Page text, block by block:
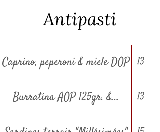
Antipasti
Caprino, peperoni & miele DOP 13
Burratina AOP 125gr. &... 13